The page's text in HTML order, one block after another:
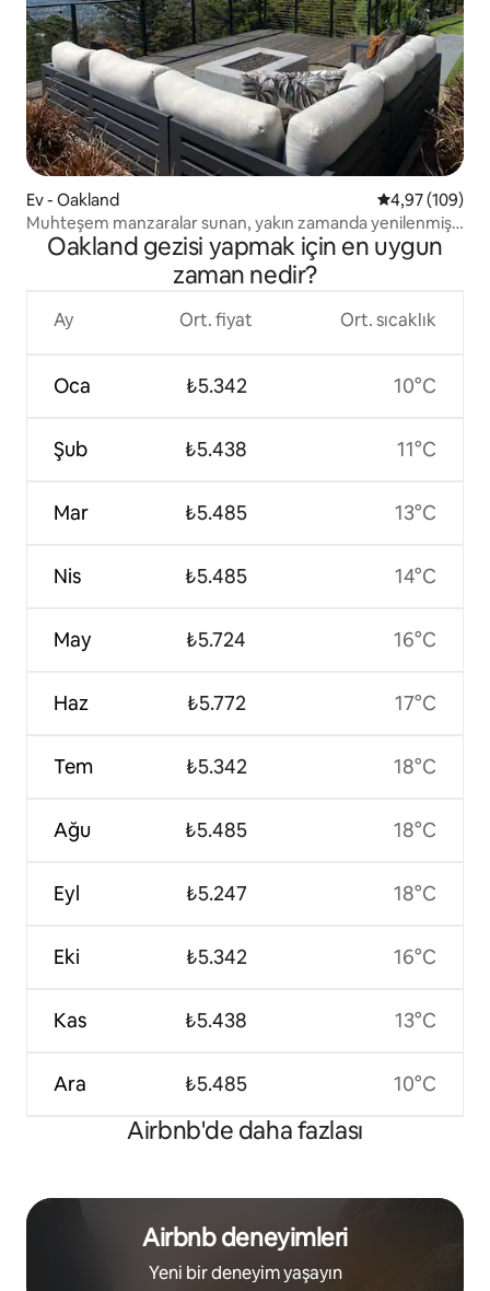
Ev - Oakland 5 üzerinden
4,97 (109)
Muhteşem manzaralar sunan, yakın zamanda yenilenmiş
tepe ev
Oakland gezisi yapmak için en uygun
zaman nedir?
Ay
Oca
Şub
Mar
Nis
May
Haz
Tem
Ağu
Eyl
Eki
Kas
Ara
Ort. fiyat
₺5.342
₺5.438
₺5.485
₺5.485
₺5.724
₺5.772
₺5.342
₺5.485
₺5.247
₺5.342
₺5.438
₺5.485
Ort. sıcaklık
10°C
11°C
13°C
14°C
16°C
17°C
18°C
18°C
18°C
16°C
13°C
10°C
Airbnb'de daha fazlası
Airbnb deneyimleri
Yeni bir deneyim yaşayın